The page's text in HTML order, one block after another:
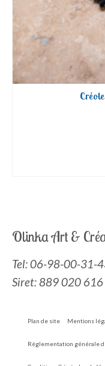
Olinka Art &
Tel:06-98-00-31-
Siret: 889 020 616
Plan de site Mentions
Réglementation générale